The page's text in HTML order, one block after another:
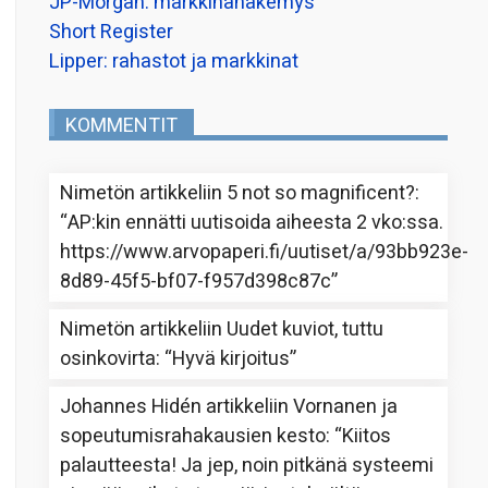
Short Register
Lipper: rahastot ja markkinat
KOMMENTIT
Nimetön artikkeliin 5 not so magnificent?:
“AP:kin ennätti uutisoida aiheesta 2 vko:ssa.
https://www.arvopaperi.fi/uutiset/a/93bb923e-
8d89-45f5-bf07-f957d398c87c”
Nimetön artikkeliin Uudet kuviot, tuttu
osinkovirta: “Hyvä kirjoitus”
Johannes Hidén artikkeliinVornanen ja
sopeutumisrahakausien kesto: “Kiitos
palautteesta! Ja jep, noin pitkänä systeemi